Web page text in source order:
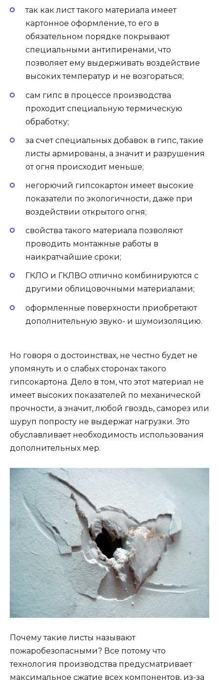
так как лист такого материала имеет
картонное оформление, то его в
обязательном порядке покрывают
специальными антипиренами, что
позволяет ему выдерживать воздействие
высоких температур и не возгораться;
сам гипс в процессе производства
проходит специальную термическую
обработку;
за счет специальных добавок в гипс, такие
листы армированы, а значит и разрушения
от огня происходит меньше;
негорючий гипсокартон имеет высокие
показатели по экологичности, даже при
воздействии открытого огня;
свойства такого материала позволяют
проводить монтажные работы в
наикратчайшие сроки;
ГКЛО и ГКЛВО отлично комбинируются с
другими облицовочными материалами;
оформленные поверхности приобретают
дополнительную звуко- и шумоизоляцию.
Но говоря о достоинствах, не честно будет не
упомянуть и о слабых сторонах такого
гипсокартона. Дело в том, что этот материал не
имеет высоких показателей по механической
прочности, а значит, любой гвоздь, саморез или
шуруп попросту не выдержат нагрузки. Это
обуславливает необходимость использования
дополнительных мер.
Почему такие листы называют
пожаробезопасными? Все потому что
технология производства предусматривает
максимальное сжатие всех компонентов, из-за